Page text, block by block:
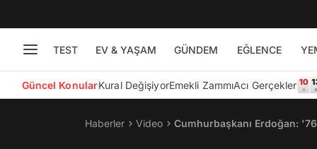
TEST EV & YAŞAM GÜNDEM EĞLENCE
Güncel KonularKural DeğişiyorEmekli ZammıAcı Gerçekler
Haberler Video Cumhurbaşkanı Erdoğan: